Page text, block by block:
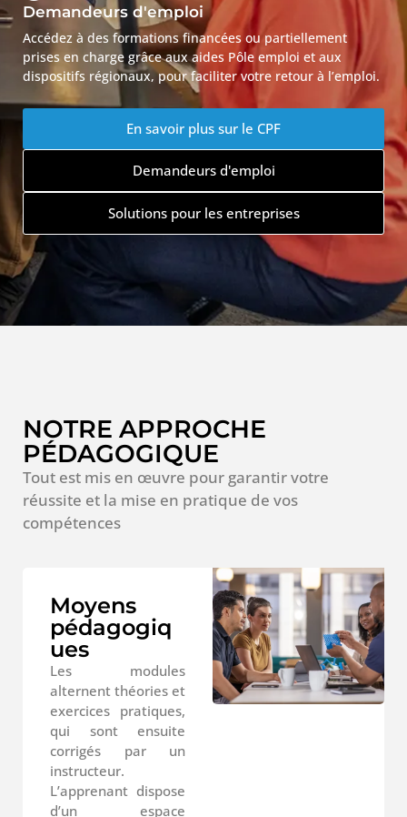
Demandeurs d'emploi
Accédez à des formations financées ou partiellement
prises en charge grâce aux aides Pôle emploi et aux
dispositifs régionaux, pour faciliter votre retour à l’emploi.
En savoir plus sur le CPF
Demandeurs d'emploi
Solutions pour les entreprises
NOTRE APPROCHE
PÉDAGOGIQUE
Tout est mis en œuvre pour garantir votre
réussite et la mise en pratique de vos
compétences
Moyens
pédagogiq
ues
Les modules
alternent théories et
exercices pratiques,
qui sont ensuite
corrigés par un
instructeur.
L’apprenant dispose
d’un espace